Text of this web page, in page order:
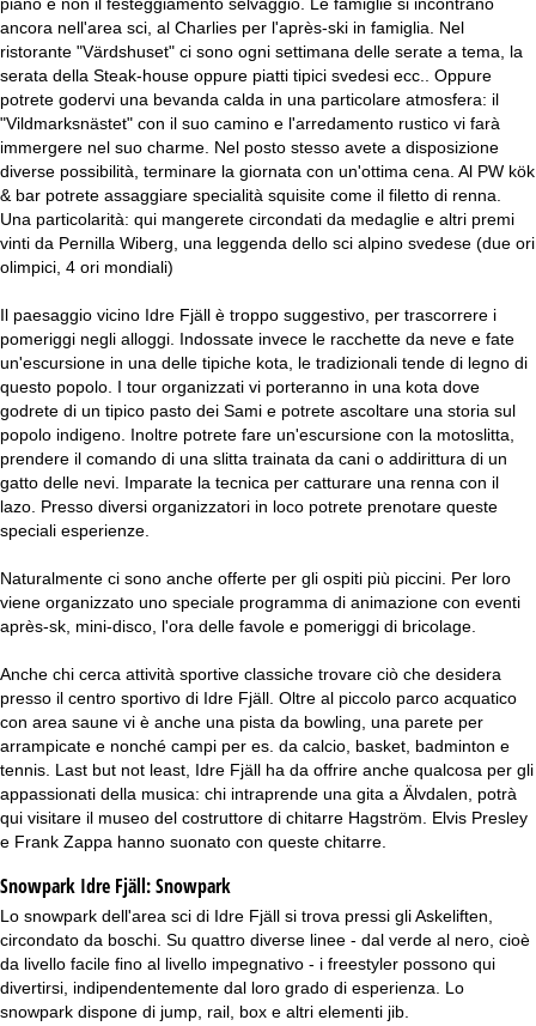
ancora nell'area sci, al Charlies per l'après-ski in famiglia. Nel
ristorante "Värdshuset" ci sono ogni settimana delle serate a tema, la
serata della Steak-house oppure piatti tipici svedesi ecc.. Oppure
potrete godervi una bevanda calda in una particolare atmosfera: il
"Vildmarksnästet" con il suo camino e l'arredamento rustico vi farà
immergere nel suo charme. Nel posto stesso avete a disposizione
diverse possibilità, terminare la giornata con un'ottima cena. Al PW kök
& bar potrete assaggiare specialità squisite come il filetto di renna.
Una particolarità: qui mangerete circondati da medaglie e altri premi
vinti da Pernilla Wiberg, una leggenda dello sci alpino svedese (due ori
olimpici, 4 ori mondiali)
Il paesaggio vicino Idre Fjäll è troppo suggestivo, per trascorrere i
pomeriggi negli alloggi. Indossate invece le racchette da neve e fate
un'escursione in una delle tipiche kota, le tradizionali tende di legno di
questo popolo. I tour organizzati vi porteranno in una kota dove
godrete di un tipico pasto dei Sami e potrete ascoltare una storia sul
popolo indigeno. Inoltre potrete fare un'escursione con la motoslitta,
prendere il comando di una slitta trainata da cani o addirittura di un
gatto delle nevi. Imparate la tecnica per catturare una renna con il
lazo. Presso diversi organizzatori in loco potrete prenotare queste
speciali esperienze.
Naturalmente ci sono anche offerte per gli ospiti più piccini. Per loro
viene organizzato uno speciale programma di animazione con eventi
après-sk, mini-disco, l'ora delle favole e pomeriggi di bricolage.
Anche chi cerca attività sportive classiche trovare ciò che desidera
presso il centro sportivo di Idre Fjäll. Oltre al piccolo parco acquatico
con area saune vi è anche una pista da bowling, una parete per
arrampicate e nonché campi per es. da calcio, basket, badminton e
tennis. Last but not least, Idre Fjäll ha da offrire anche qualcosa per gli
appassionati della musica: chi intraprende una gita a Älvdalen, potrà
qui visitare il museo del costruttore di chitarre Hagström. Elvis Presley
e Frank Zappa hanno suonato con queste chitarre.
Snowpark Idre Fjäll:Snowpark
Lo snowpark dell'area sci di Idre Fjäll si trova pressi gli Askeliften,
circondato da boschi. Su quattro diverse linee - dal verde al nero, cioè
da livello facile fino al livello impegnativo - i freestyler possono qui
divertirsi, indipendentemente dal loro grado di esperienza. Lo
snowpark dispone di jump, rail, box e altri elementi jib.